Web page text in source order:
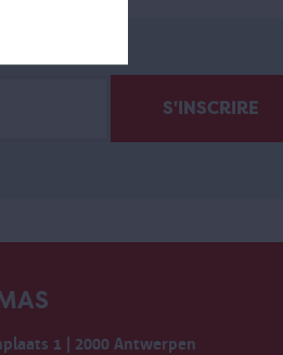
1 | 2000 Antwerpen